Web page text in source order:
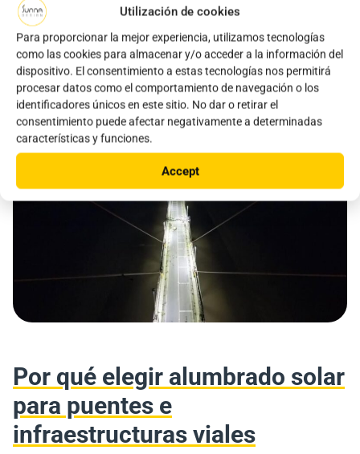
Utilización de cookies
Para proporcionar la mejor experiencia, utilizamos tecnologías
como las cookies para almacenar y/o acceder a la información del
dispositivo. El consentimiento a estas tecnologías nos permitirá
procesar datos como el comportamiento de navegación o los
identificadores únicos en este sitio. No dar o retirar el
consentimiento puede afectar negativamente a determinadas
características y funciones.
Accept
Este proyecto demuestra que es posible modernizar la
iluminación de infraestructuras viales mediante soluciones
sostenibles y económicamente eficientes.
Hablar sobre mi proyecto
Por qué elegir alumbrado solar
para puentes e
infraestructuras viales